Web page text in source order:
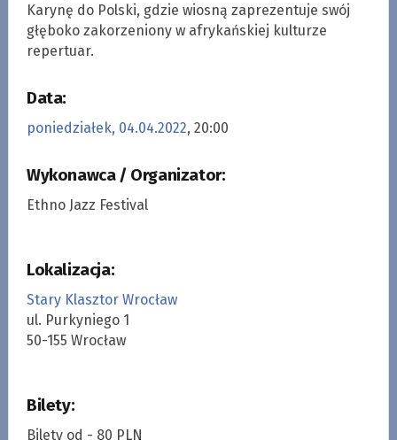
Karynę do Polski, gdzie wiosną zaprezentuje swój
głęboko zakorzeniony w afrykańskiej kulturze
repertuar.
Data:
poniedziałek, 04.04.2022, 20:00
Wykonawca / Organizator:
Ethno Jazz Festival
Lokalizacja:
Stary Klasztor Wrocław
ul. Purkyniego 1
50-155 Wrocław
Bilety:
Bilety od - 80 PLN